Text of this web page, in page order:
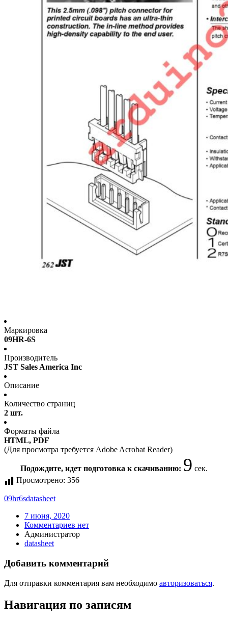
Маркировка
09HR-6S
Производитель
JST Sales America Inc
Описание
Количество страниц
2 шт.
Форматы файла
HTML, PDF
(Для просмотра требуется Adobe Acrobat Reader)
Подождите, идет подготовка к скачиванию: 9 сек.
Просмотрено: 356
09hr6sdatasheet
7 июня, 2020
Комментариев нет
Администратор
datasheet
Добавить комментарий
Для отправки комментария вам необходимо авторизоваться.
Навигация по записям